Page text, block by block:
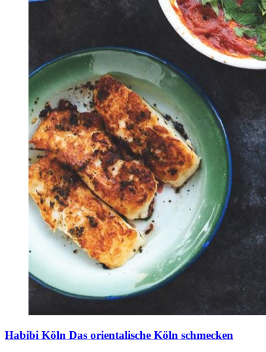
Habibi Köln Das orientalische Köln schmecken